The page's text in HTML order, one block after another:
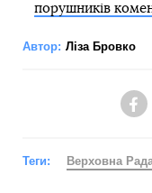
порушників
Автор: Ліза Бровко
Теги: Верховна